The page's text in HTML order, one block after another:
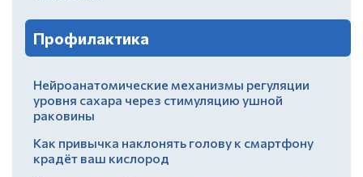
Профилактика
Нейроанатомические механизмы регуляции
уровня сахара через стимуляцию ушной
раковины
Как привычка наклонять голову к смартфону
крадёт ваш кислород